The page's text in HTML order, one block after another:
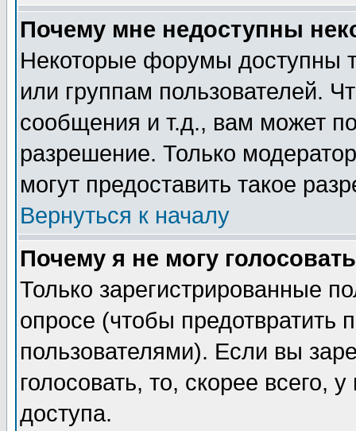
Почему мне недоступны
Некоторые форумы доступны
или группам пользователей.
сообщения и т.д., вам может
разрешение. Только
могут предоставить такое
Вернуться к началу
Почему я не могу
Только зарегистрированные
опросе (чтобы предотвратить
пользователями). Если вы
голосовать, то, скорее всего,
доступа.